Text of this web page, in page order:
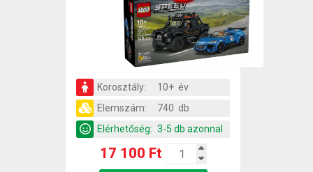
Korosztály:
10+ év
Elemszám:
740 db
Elérhetőség: 3-5 db azonnal
17 100 Ft